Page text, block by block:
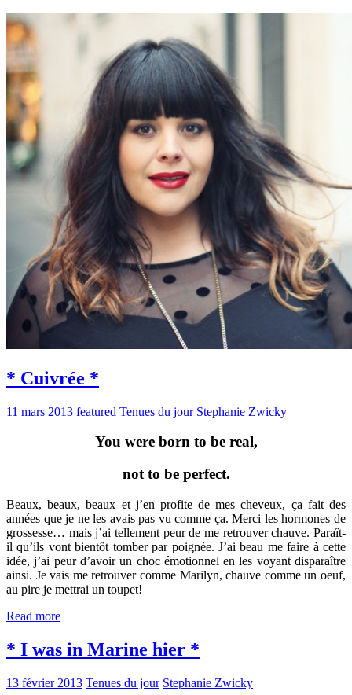
* Cuivrée *
11 mars 2013 featured Tenues du jour Stephanie Zwicky
You were born to be real,
not to be perfect.
Beaux, beaux, beaux et j’en profite de mes cheveux, ça fait des
années que je ne les avais pas vu comme ça. Merci les hormones de
grossesse… mais j’ai tellement peur de me retrouver chauve. Paraît-
il qu’ils vont bientôt tomber par poignée. J’ai beau me faire à cette
idée, j’ai peur d’avoir un choc émotionnel en les voyant disparaître
ainsi. Je vais me retrouver comme Marilyn, chauve comme un oeuf,
au pire je mettrai un toupet!
Read more
* I was in Marine hier *
13 février 2013 Tenues du jour Stephanie Zwicky